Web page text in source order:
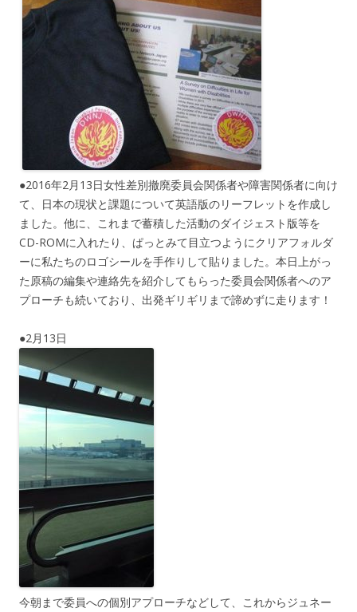
●2016年2月13日女性差別撤廃委員会関係者や障害関係者に向け
て、日本の現状と課題について英語版のリーフレットを作成し
ました。他に、これまで蓄積した活動のダイジェスト版等を
CD-ROMに入れたり、ぱっとみて目立つようにクリアフォルダ
ーに私たちのロゴシールを手作りして貼りました。本日上がっ
た原稿の編集や連絡先を紹介してもらった委員会関係者へのア
プローチも続いており、出発ギリギリまで諦めずに走ります！
●2月13日
今朝まで委員への個別アプローチなどして、これからジュネー